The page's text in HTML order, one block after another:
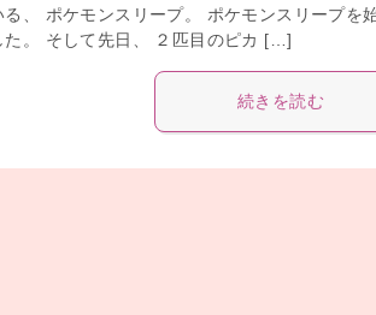
、 ポケモンスリープ。 ポケモンスリープを
た。 そして先日、 ２匹目のピカ […]
続きを読む